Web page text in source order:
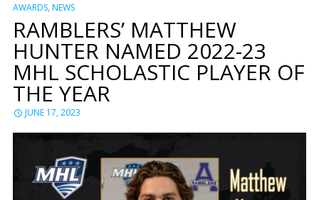
PRIMARY
AWARDS, NEWS
RAMBLERS’ MATTHEW
HUNTER NAMED 2022-23
MHL SCHOLASTIC PLAYER OF
THE YEAR
JUNE 17, 2023